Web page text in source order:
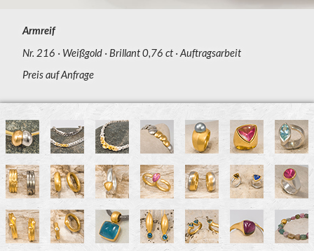
Armreif
Nr. 216
Weißgold Brillant 0,76 ct Auftragsarbeit
Preis auf Anfrage